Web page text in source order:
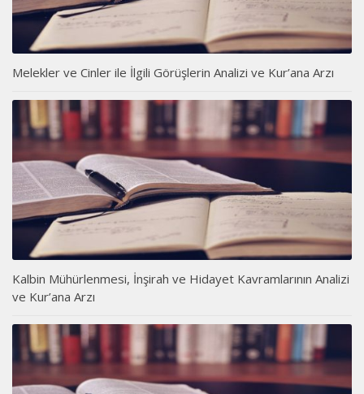
Melekler ve Cinler ile İlgili Görüşlerin Analizi ve Kur’ana Arzı
Kalbin Mühürlenmesi, İnşirah ve Hidayet Kavramlarının Analizi
ve Kur’ana Arzı